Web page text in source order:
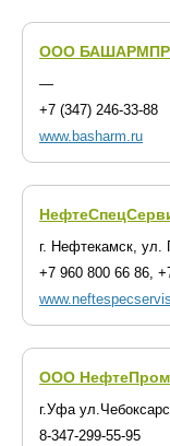
ООО
—
+7 (347) 246-33-88
www.basharm.ru
г. Нефтекамск,
+7 960 800 66 86,
ООО
г.Уфа
8-347-299-55-95